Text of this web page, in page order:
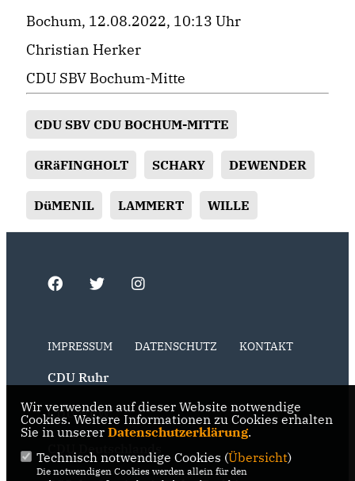
Bochum, 12.08.2022, 10:13 Uhr
Christian Herker
CDU SBV Bochum-Mitte
CDU SBV CDU BOCHUM-MITTE
GRäFINGHOLT SCHARY DEWENDER
DüMENIL LAMMERT WILLE
IMPRESSUM DATENSCHUTZ KONTAKT
CDU Ruhr
CDU NRW
Wir verwenden auf dieser Website notwendige
Cookies. Weitere Informationen zu Cookies erhalten
Sie in unserer Datenschutzerklärung.
Technisch notwendige Cookies (Übersicht)
Die notwendigen Cookies werden allein für den